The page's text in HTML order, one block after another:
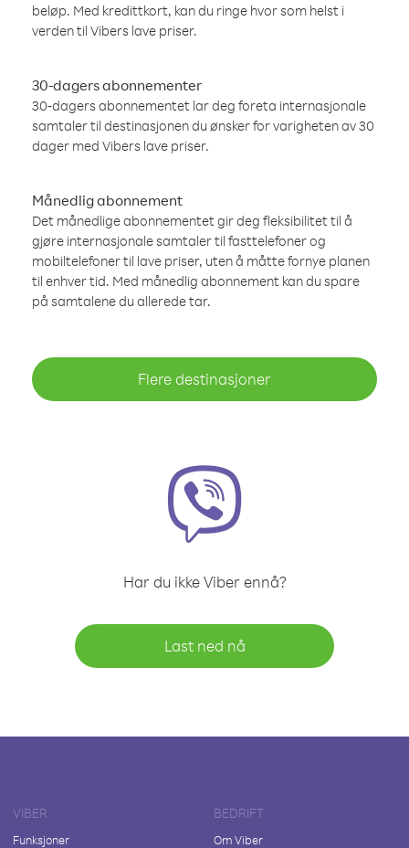
beløp. Med kredittkort, kan du ringe hvor som helst i
verden til Vibers lave priser.
30-dagers abonnementer
30-dagers abonnementet lar deg foreta internasjonale
samtaler til destinasjonen du ønsker for varigheten av 30
dager med Vibers lave priser.
Månedlig abonnement
Det månedlige abonnementet gir deg fleksibilitet til å
gjøre internasjonale samtaler til fasttelefoner og
mobiltelefoner til lave priser, uten å måtte fornye planen
til enhver tid. Med månedlig abonnement kan du spare
på samtalene du allerede tar.
Flere destinasjoner
Har du ikke Viber ennå?
Last ned nå
VIBER
Funksjoner
BEDRIFT
Om Viber